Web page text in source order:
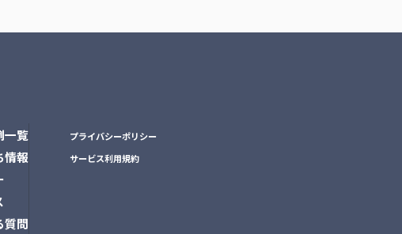
一覧
情報
質問
プライバシーポリシー
サービス利用規約